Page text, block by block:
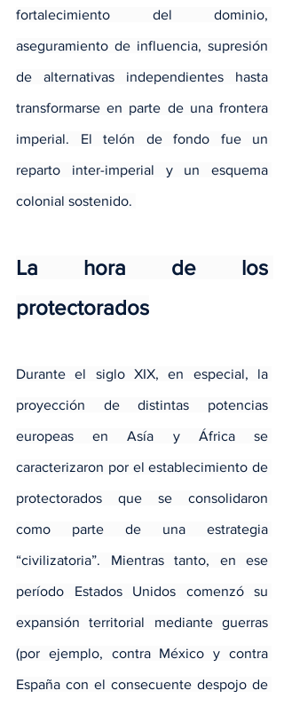
fortalecimiento del dominio,
aseguramiento de influencia, supresión
de alternativas independientes hasta
transformarse en parte de una frontera
imperial. El telón de fondo fue un
reparto inter-imperial y un esquema
colonial sostenido.
La hora de los
protectorados
Durante el siglo XIX, en especial, la
proyección de distintas potencias
europeas en Asía y África se
caracterizaron por el establecimiento de
protectorados que se consolidaron
como parte de una estrategia
“civilizatoria”. Mientras tanto, en ese
período Estados Unidos comenzó su
expansión territorial mediante guerras
(por ejemplo, contra México y contra
España con el consecuente despojo de